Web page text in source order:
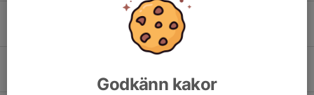
Träningsstart för Motionsgruppen säsongen 24/25
0
30 maj 2024 1
Godkänn kakor